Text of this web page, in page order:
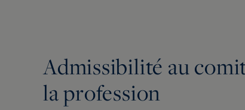
Admissibilité au
la profession